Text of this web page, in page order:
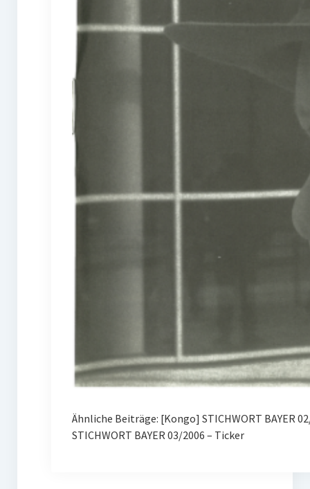
Ähnliche Beiträge: [Kongo] STICHWORT BAYER
STICHWORT BAYER 03/2006 – Ticker